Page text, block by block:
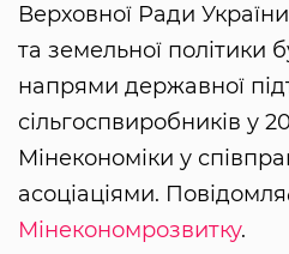
Верховної Ради
та земельної політики
напрями державної
сільгоспвиробників у
Мінекономіки у
асоціаціями.
Мінекономрозвитку.